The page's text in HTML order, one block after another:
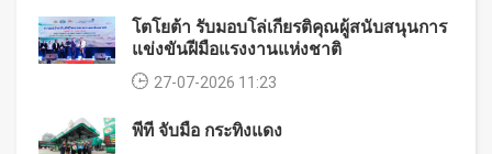
โตโยต้า รับมอบโล่เกียรติคุณผู้สนับสนุนการ
แข่งขันฝีมือแรงงานแห่งชาติ
27-07-2026 11:23
พีที จับมือ กระทิงแดง